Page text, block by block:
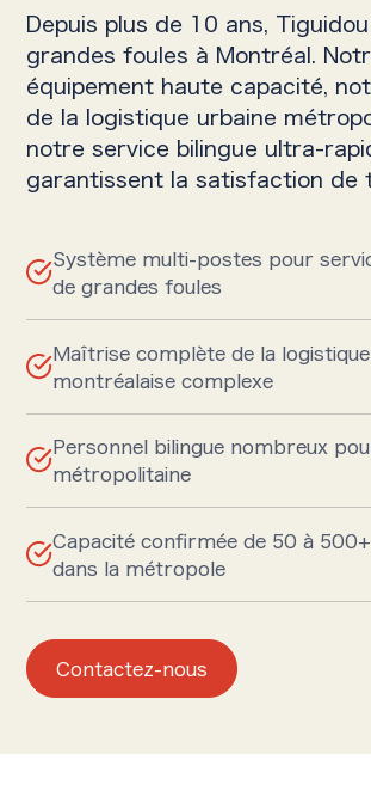
Depuis plus de 10 ans,
grandes foules à Montréal.
équipement haute capacité,
de la logistique urbaine
notre service bilingue ultra-
garantissent la satisfaction de
Système multi-postes pour
de grandes foules
Maîtrise complète de la
montréalaise complexe
Personnel bilingue nombreux
métropolitaine
Capacité confirmée de 50 à
dans la métropole
Contactez-nous